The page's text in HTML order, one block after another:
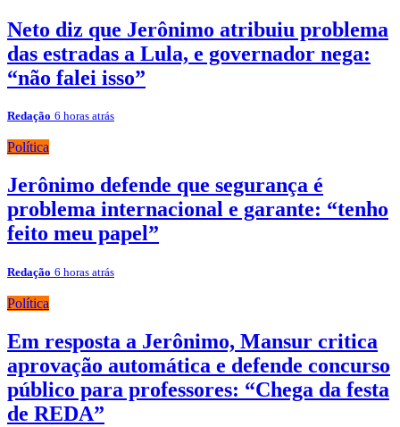
Neto diz que Jerônimo atribuiu problema
das estradas a Lula, e governador nega:
“não falei isso”
Redação 6 horas atrás
Política
Jerônimo defende que segurança é
problema internacional e garante: “tenho
feito meu papel”
Redação 6 horas atrás
Política
Em resposta a Jerônimo, Mansur critica
aprovação automática e defende concurso
público para professores: “Chega da festa
de REDA”